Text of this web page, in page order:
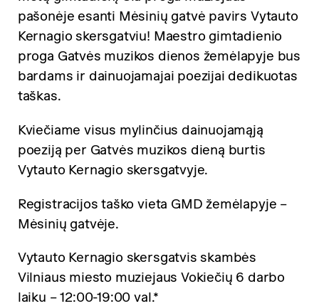
pašonėje esanti Mėsinių gatvė pavirs Vytauto
Kernagio skersgatviu! Maestro gimtadienio
proga Gatvės muzikos dienos žemėlapyje bus
bardams ir dainuojamajai poezijai dedikuotas
taškas.
Kviečiame visus mylinčius dainuojamąją
poeziją per Gatvės muzikos dieną burtis
Vytauto Kernagio skersgatvyje.
Registracijos taško vieta GMD žemėlapyje –
Mėsinių gatvėje.
Vytauto Kernagio skersgatvis skambės
Vilniaus miesto muziejaus Vokiečių 6 darbo
laiku – 12:00-19:00 val.*